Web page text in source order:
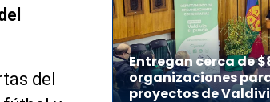
del
Entregan cerca de
organizaciones
proyectos de